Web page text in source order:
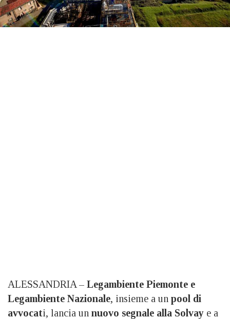
ALESSANDRIA – Legambiente Piemonte e
Legambiente Nazionale, insieme a un pool di
avvocati, lancia un nuovo segnale alla Solvay e a